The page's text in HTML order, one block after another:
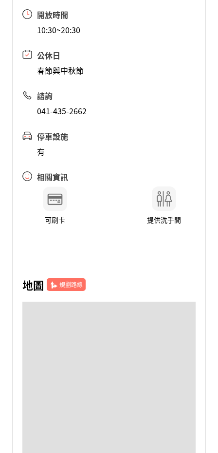
開放時間
10:30~20:30
公休日
春節與中秋節
諮詢
041-435-2662
停車設施
有
相關資訊
可刷卡 提供洗手間
地圖 規劃路線